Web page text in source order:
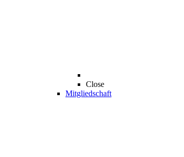
Close
Mitgliedschaft